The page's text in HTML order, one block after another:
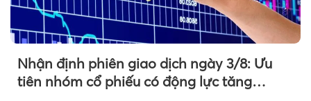
Nhận định phiên giao dịch ngày 3/8: Ưu
tiên nhóm cổ phiếu có động lực tăng